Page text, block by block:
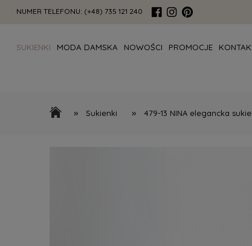
NUMER TELEFONU: (+48) 735 121 240
SUKIENKI MODA DAMSKA NOWOŚCI PROMOCJE
» Sukienki » 479-13 NINA elegancka